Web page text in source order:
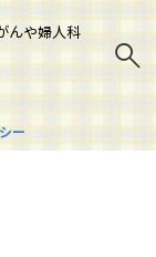
んや婦人科
ー